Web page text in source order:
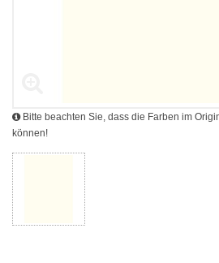
Bitte beachten Sie, dass die Farben im
können!